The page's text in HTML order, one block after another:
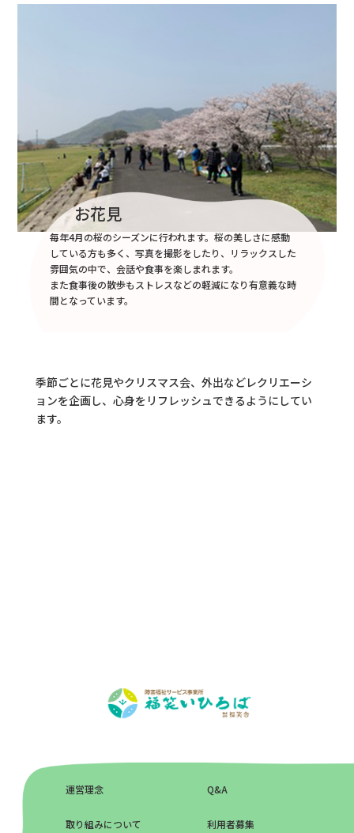
お花見
毎年4月の桜のシーズンに行われます。桜の美しさに感動
している方も多く、写真を撮影をしたり、リラックスした
雰囲気の中で、会話や食事を楽しまれます。
また食事後の散歩もストレスなどの軽減になり有意義な時
間となっています。
季節ごとに花見やクリスマス会、外出などレクリエーシ
ョンを企画し、心身をリフレッシュできるようにしてい
ます。
運営理念 Q&A
取り組みについて 利用者募集